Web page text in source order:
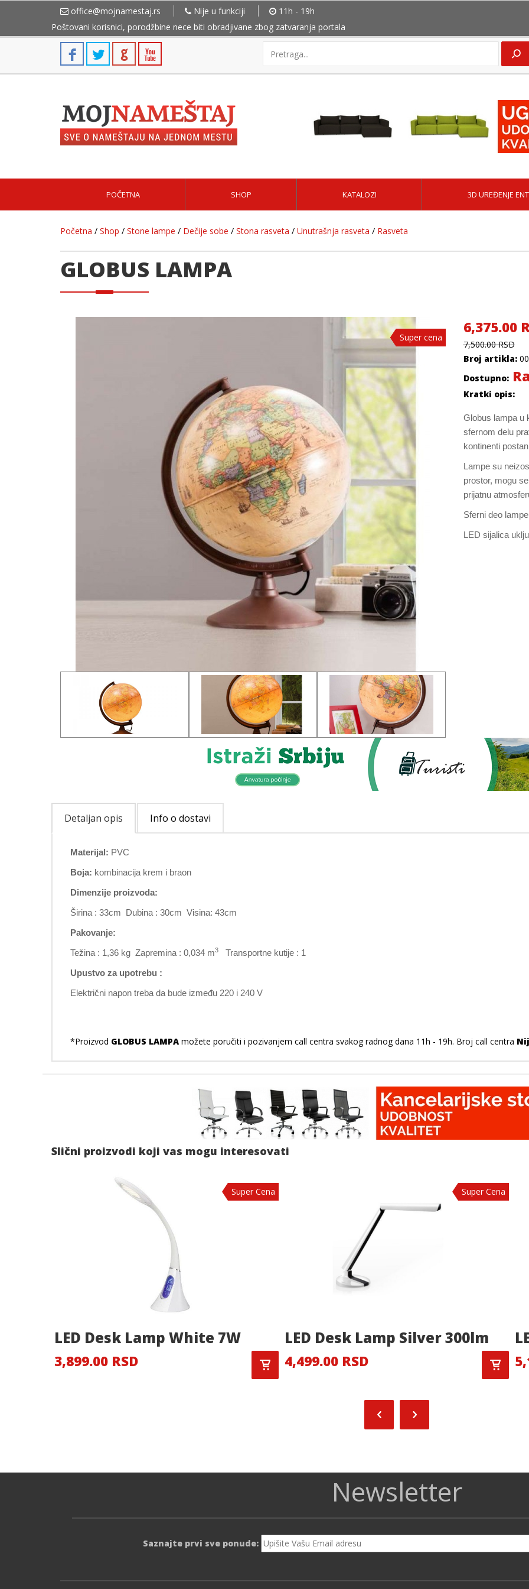
office@mojnamestaj.rs Nije u funkciji 11h - 19h
Poštovani korisnici, porodžbine nece biti obradjivane zbog zatvaranja portala
POČETNA SHOP KATALOZI 3D UREĐENJE
Početna / Shop / Stone lampe / Dečije sobe / Stona rasveta / Unutrašnja rasveta / Rasveta
GLOBUS LAMPA
Super cena
Super cena
Super cena
Super cena
6,375.00
7,500.00 RSD
Broj artikla:
Dostupno:
Kratki opis:
Globus lampa u
sfernom delu
kontinenti
Lampe su
prostor, mogu
prijatnu
Sferni deo
LED sijalica
Detaljan opis Info o dostavi
Materijal: PVC
Boja: kombinacija krem i braon
Dimenzije proizvoda:
Širina : 33cm Dubina : 30cm Visina: 43cm
Pakovanje:
Težina : 1,36 kg Zapremina : 0,034 m3
Transportne kutije : 1
Upustvo za upotrebu :
Električni napon treba da bude između 220 i 240 V
*Proizvod GLOBUS LAMPA možete poručiti i pozivanjem call centra svakog radnog dana 11h - 19h. Broj call centra
Slični proizvodi koji vas mogu interesovati
Super Cena
LED Desk Lamp White 7W
3,899.00 RSD
Super Cena
LED Desk Lamp Silver 300lm
4,499.00 RSD
Newsletter
Saznajte prvi sve ponude: